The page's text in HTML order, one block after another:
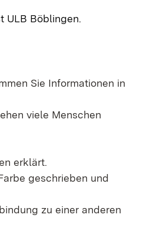
ULB Böblingen.
Sie Informationen in
viele Menschen
erklärt.
geschrieben und
zu einer anderen